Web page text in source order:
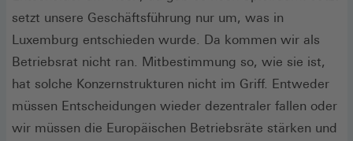
setzt unsere Geschäftsführung nur um, was in
Luxemburg entschieden wurde. Da kommen wir als
Betriebsrat nicht ran. Mitbestimmung so, wie sie ist,
hat solche Konzernstrukturen nicht im Griff. Entweder
müssen Entscheidungen wieder dezentraler fallen oder
wir müssen die Europäischen Betriebsräte stärken und